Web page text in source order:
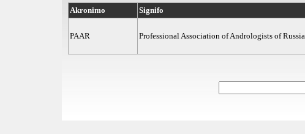
Akronimo Signifo
PAAR Professional Association of Andrologists of Russia